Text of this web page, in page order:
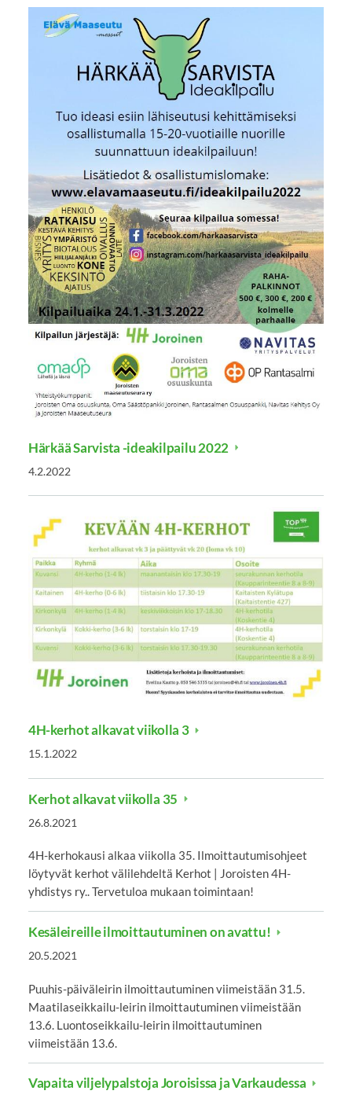
Härkää Sarvista -ideakilpailu 2022
4.2.2022
4H-kerhot alkavat viikolla 3
15.1.2022
Kerhot alkavat viikolla 35
26.8.2021
4H-kerhokausi alkaa viikolla 35. Ilmoittautumisohjeet
löytyvät kerhot välilehdeltä Kerhot | Joroisten 4H-
yhdistys ry.. Tervetuloa mukaan toimintaan!
Kesäleireille ilmoittautuminen on avattu!
20.5.2021
Puuhis-päiväleirin ilmoittautuminen viimeistään 31.5.
Maatilaseikkailu-leirin ilmoittautuminen viimeistään
13.6. Luontoseikkailu-leirin ilmoittautuminen
viimeistään 13.6.
Vapaita viljelypalstoja Joroisissa ja Varkaudessa